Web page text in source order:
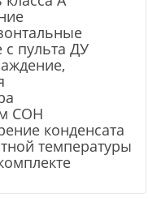
пульта ДУ
СОН
конденсата
температуры